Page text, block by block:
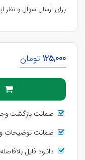
برای ارسال سوال و نظر
125,000 تومان
ضمانت بازگشت
ضمانت توضیحات و
دانلود فایل